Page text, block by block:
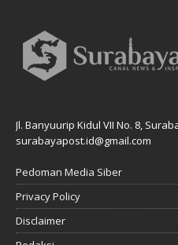
Jl. Banyuurip Kidul VII No. 8,
surabayapost.id@gmail.com
Pedoman Media Siber
Privacy Policy
Disclaimer